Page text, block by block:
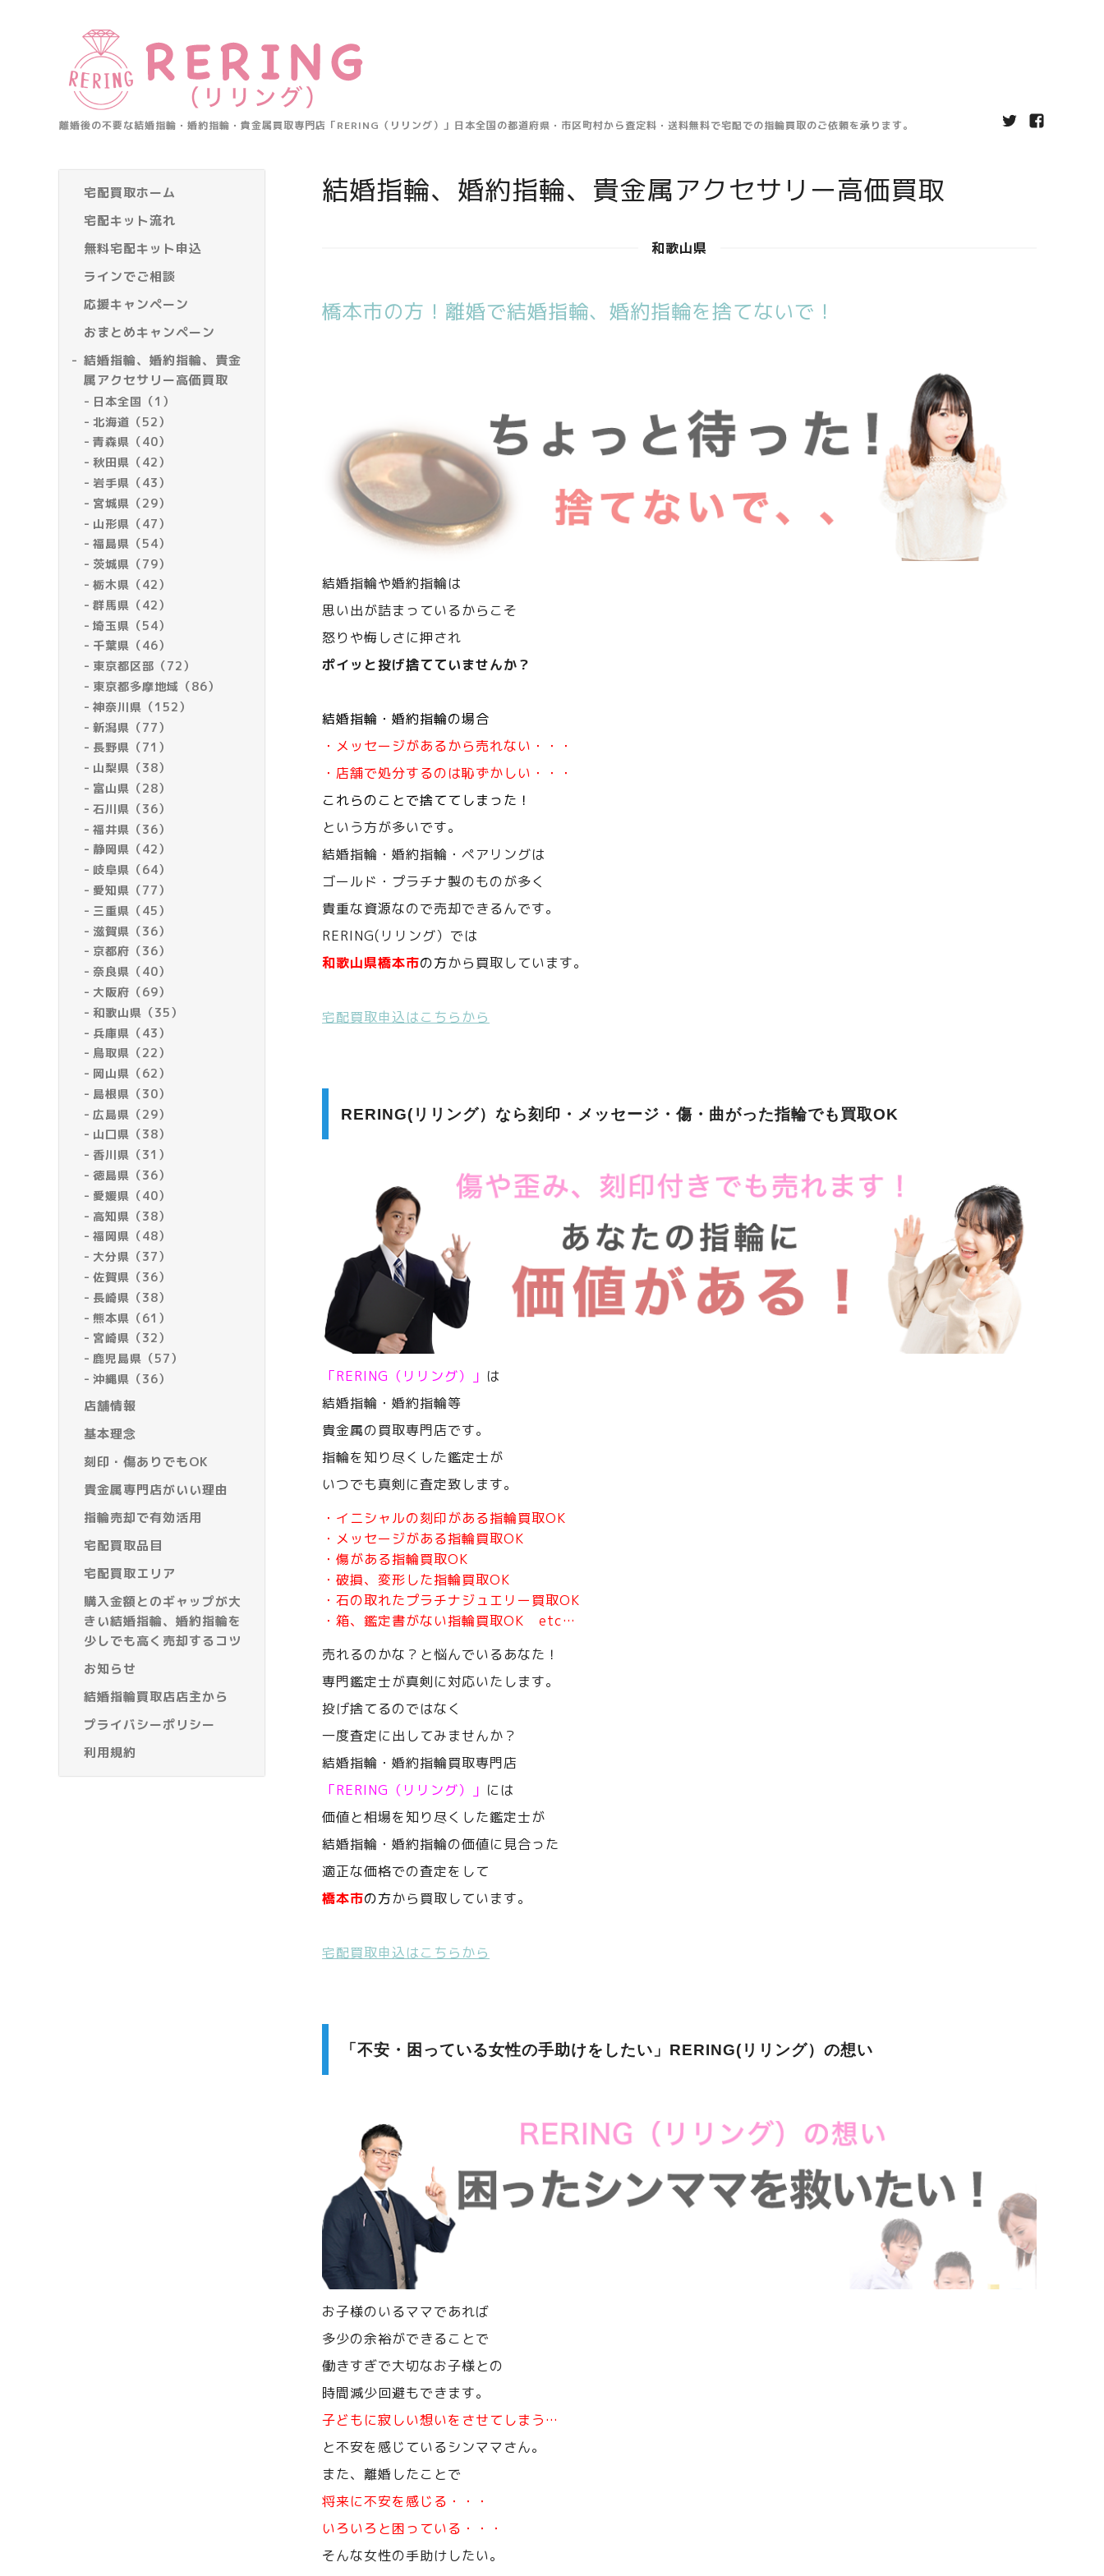
離婚後の不要な結婚指輪・婚約指輪・貴金属買取専門店「RERING（リリング）」日本全国の都道府県・市区町村から査定料・送料無料で宅配での指輪買取のご依頼を承ります。
宅配買取ホーム
宅配キット流れ
無料宅配キット申込
ラインでご相談
応援キャンペーン
おまとめキャンペーン
結婚指輪、婚約指輪、貴金
属アクセサリー高価買取
日本全国（1）
北海道（52）
青森県（40）
秋田県（42）
岩手県（43）
宮城県（29）
山形県（47）
福島県（54）
茨城県（79）
栃木県（42）
群馬県（42）
埼玉県（54）
千葉県（46）
東京都区部（72）
東京都多摩地域（86）
神奈川県（152）
新潟県（77）
長野県（71）
山梨県（38）
富山県（28）
石川県（36）
福井県（36）
静岡県（42）
岐阜県（64）
愛知県（77）
三重県（45）
滋賀県（36）
京都府（36）
奈良県（40）
大阪府（69）
和歌山県（35）
兵庫県（43）
鳥取県（22）
岡山県（62）
島根県（30）
広島県（29）
山口県（38）
香川県（31）
徳島県（36）
愛媛県（40）
高知県（38）
福岡県（48）
大分県（37）
佐賀県（36）
長崎県（38）
熊本県（61）
宮崎県（32）
鹿児島県（57）
沖縄県（36）
店舗情報
基本理念
刻印・傷ありでもOK
貴金属専門店がいい理由
指輪売却で有効活用
宅配買取品目
宅配買取エリア
購入金額とのギャップが大
きい結婚指輪、婚約指輪を
少しでも高く売却するコツ
お知らせ
結婚指輪買取店店主から
プライバシーポリシー
利用規約
結婚指輪、婚約指輪、貴金属アクセサリー高価買取
和歌山県
橋本市の方！離婚で結婚指輪、婚約指輪を捨てないで！
結婚指輪や婚約指輪は
思い出が詰まっているからこそ
怒りや悔しさに押され
ポイッと投げ捨てていませんか？
結婚指輪・婚約指輪の場合
・メッセージがあるから売れない・・・
・店舗で処分するのは恥ずかしい・・・
これらのことで捨ててしまった！
という方が多いです。
結婚指輪・婚約指輪・ペアリングは
ゴールド・プラチナ製のものが多く
貴重な資源なので売却できるんです。
RERING(リリング）では
和歌山県橋本市の方から買取しています。
宅配買取申込はこちらから
RERING(リリング）なら刻印・メッセージ・傷・曲がった指輪でも買取OK
「RERING（リリング）」 は
結婚指輪・婚約指輪等
貴金属の買取専門店です。
指輪を知り尽くした鑑定士が
いつでも真剣に査定致します。
・イニシャルの刻印がある指輪買取OK
・メッセージがある指輪買取OK
・傷がある指輪買取OK
・破損、変形した指輪買取OK
・石の取れたプラチナジュエリー買取OK
・箱、鑑定書がない指輪買取OK etc…
売れるのかな？と悩んでいるあなた！
専門鑑定士が真剣に対応いたします。
投げ捨てるのではなく
一度査定に出してみませんか？
結婚指輪・婚約指輪買取専門店
「RERING（リリング）」 には
価値と相場を知り尽くした鑑定士が
結婚指輪・婚約指輪の価値に見合った
適正な価格での査定をして
橋本市の方から買取しています。
宅配買取申込はこちらから
「不安・困っている女性の手助けをしたい」RERING(リリング）の想い
お子様のいるママであれば
多少の余裕ができることで
働きすぎで大切なお子様との
時間減少回避もできます。
子どもに寂しい想いをさせてしまう…
と不安を感じているシンママさん。
また、離婚したことで
将来に不安を感じる・・・
いろいろと困っている・・・
そんな女性の手助けしたい。